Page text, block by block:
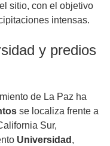
sitio, con el objetivo
intensas.
y predios
de La Paz ha
se localiza frente a
Sur,
Universidad ,